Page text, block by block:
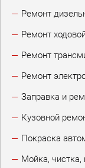
Ремонт
Ремонт
Ремонт
Ремонт
Заправка и
Кузовной
Покраска
Мойка, чистка,